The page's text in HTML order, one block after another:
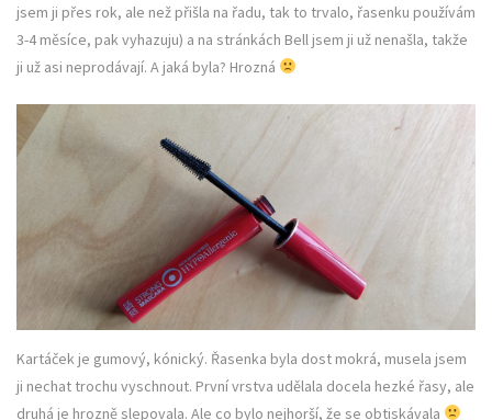
jsem ji přes rok, ale než přišla na řadu, tak to trvalo, řasenku používám
3-4 měsíce, pak vyhazuju) a na stránkách Bell jsem ji už nenašla, takže
ji už asi neprodávají. A jaká byla? Hrozná
Kartáček je gumový, kónický. Řasenka byla dost mokrá, musela jsem
ji nechat trochu vyschnout. První vrstva udělala docela hezké řasy, ale
druhá je hrozně slepovala. Ale co bylo nejhorší, že se obtiskávala